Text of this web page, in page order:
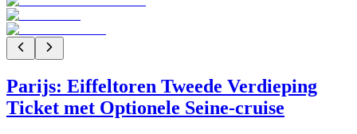
Parijs: Eiffeltoren Tweede Verdieping
Ticket met Optionele Seine-cruise